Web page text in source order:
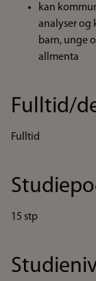
kan
analyser og
barn, unge
allmenta
Fulltid/
Fulltid
15 stp